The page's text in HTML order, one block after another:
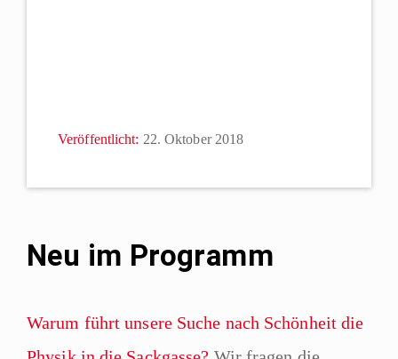
Neu im Programm
Warum führt unsere Suche nach Schönheit die
Veröffentlicht: 22. Oktober 2018